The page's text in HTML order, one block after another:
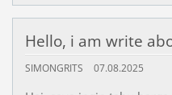
Hello, i am write
SIMONGRITS 07.08.2025